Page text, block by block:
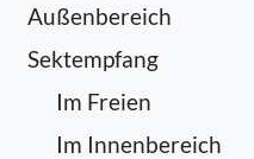
Außenbereich
Sektempfang
Im Freien
Im Innenbereich